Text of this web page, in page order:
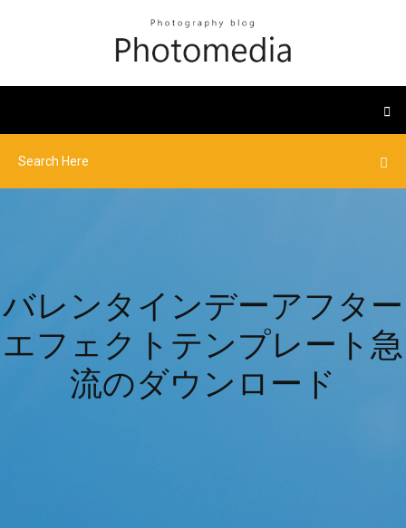
バレンタインデーアフター
エフェクトテンプレート急
流のダウンロード